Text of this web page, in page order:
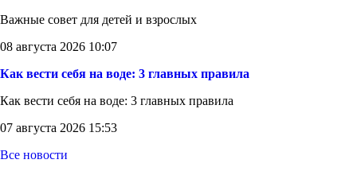
Важные совет для детей и взрослых
08 августа 2026 10:07
Как вести себя на воде: 3 главных правила
Как вести себя на воде: 3 главных правила
07 августа 2026 15:53
Все новости